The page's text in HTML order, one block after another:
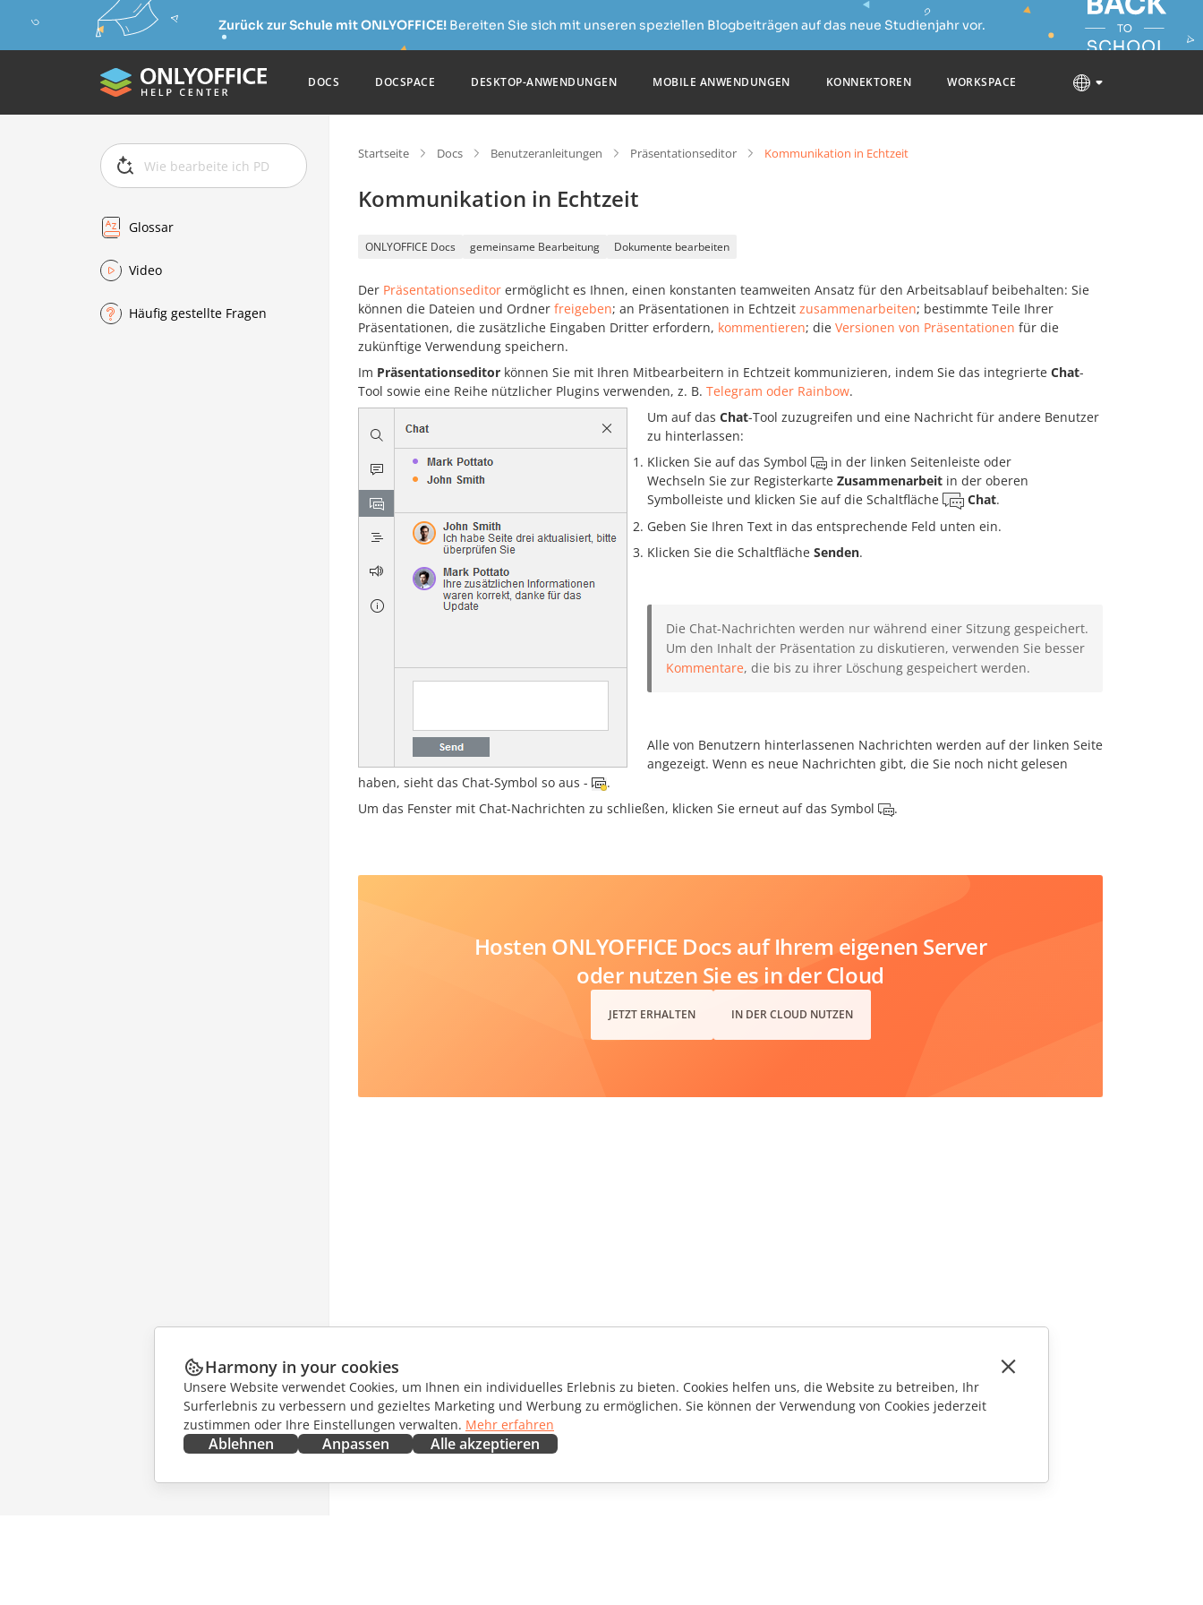
Zurück zur Schule mit ONLYOFFICE!Bereiten Sie sich mit unseren speziellen Blogbeiträgen auf das neue Studienjahr vor.
DOCS DOCSPACE DESKTOP-ANWENDUNGEN MOBILE ANWENDUNGEN KONNEKTOREN WORKSPACE
Glossar
Video
Häufig gestellte Fragen
Startseite Docs Benutzeranleitungen Präsentationseditor Kommunikation in Echtzeit
Kommunikation in Echtzeit
ONLYOFFICE Docs gemeinsame Bearbeitung Dokumente bearbeiten
Der Präsentationseditor ermöglicht es Ihnen, einen konstanten teamweiten Ansatz für den Arbeitsablauf beibehalten: Sie
können die Dateien und Ordner freigeben; an Präsentationen in Echtzeit zusammenarbeiten; bestimmte Teile Ihrer
Präsentationen, die zusätzliche Eingaben Dritter erfordern, kommentieren; die Versionen von Präsentationen für die
zukünftige Verwendung speichern.
Im Präsentationseditor können Sie mit Ihren Mitbearbeitern in Echtzeit kommunizieren, indem Sie das integrierte Chat-
Tool sowie eine Reihe nützlicher Plugins verwenden, z. B. Telegram oder Rainbow.
Um auf das Chat-Tool zuzugreifen und eine Nachricht für andere Benutzer
zu hinterlassen:
Klicken Sie auf das Symbol
in der linken Seitenleiste oder
Wechseln Sie zur Registerkarte Zusammenarbeit in der oberen
Symbolleiste und klicken Sie auf die Schaltfläche
Chat.
Geben Sie Ihren Text in das entsprechende Feld unten ein.
Klicken Sie die Schaltfläche Senden.
Die Chat-Nachrichten werden nur während einer Sitzung gespeichert.
Um den Inhalt der Präsentation zu diskutieren, verwenden Sie besser
Kommentare, die bis zu ihrer Löschung gespeichert werden.
Alle von Benutzern hinterlassenen Nachrichten werden auf der linken Seite
angezeigt. Wenn es neue Nachrichten gibt, die Sie noch nicht gelesen
haben, sieht das Chat-Symbol so aus -
.
Um das Fenster mit Chat-Nachrichten zu schließen, klicken Sie erneut auf das Symbol
.
Hosten ONLYOFFICE Docs auf Ihrem eigenen Server
oder nutzen Sie es in der Cloud
JETZT ERHALTEN IN DER CLOUD NUTZEN
Harmony in your cookies
Unsere Website verwendet Cookies, um Ihnen ein individuelles Erlebnis zu bieten. Cookies helfen uns, die Website zu betreiben, Ihr
Surferlebnis zu verbessern und gezieltes Marketing und Werbung zu ermöglichen. Sie können der Verwendung von Cookies jederzeit
zustimmen oder Ihre Einstellungen verwalten. Mehr erfahren
Ablehnen Anpassen Alle akzeptieren